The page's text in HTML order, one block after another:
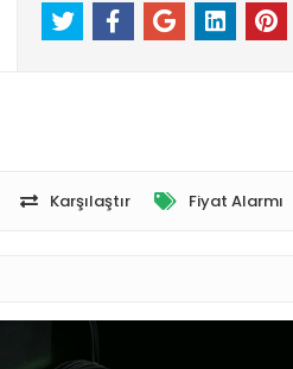
Karşılaştır Fiyat Alarmı